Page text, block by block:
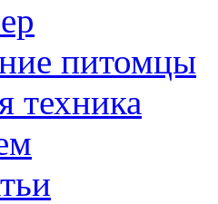
питомцы
техника